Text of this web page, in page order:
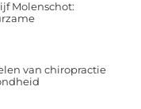
Molenschot:
van chiropractie